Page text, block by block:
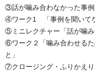
③話が噛み合わなかった事
④ワーク1
「事例を聞いて
⑤ ミニレクチャー「話が噛
⑥ワーク２「噛み合わせる
と」
⑦クロージング・ふりかえり